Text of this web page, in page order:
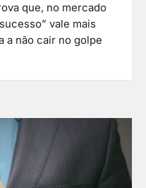
que, no mercado
vale mais
a não cair no golpe